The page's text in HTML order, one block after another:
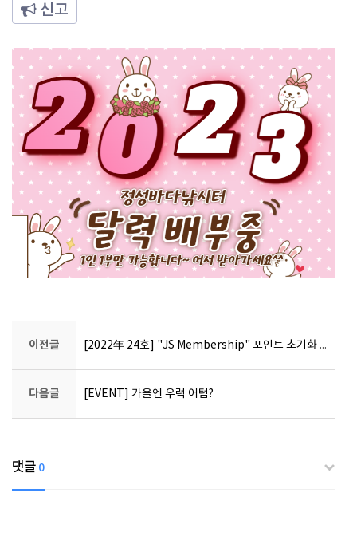
신고
이전글 [2022年 24호] "JS Membership" 포인트 초기화 안내
다음글 [EVENT] 가을엔 우럭 어텀?
댓글 0